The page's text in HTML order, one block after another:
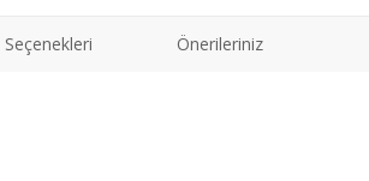
Önerileriniz